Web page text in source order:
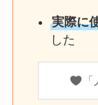
数量
（人気
お買
実際に
した